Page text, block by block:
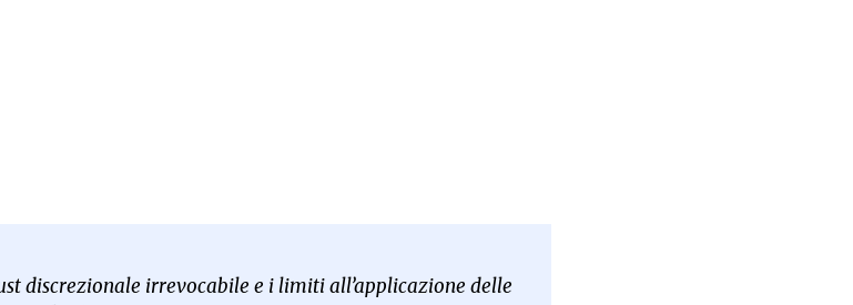
discrezionale irrevocabile e i limiti all’applicazione delle